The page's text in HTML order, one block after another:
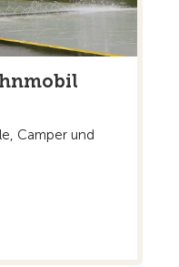
Camper und